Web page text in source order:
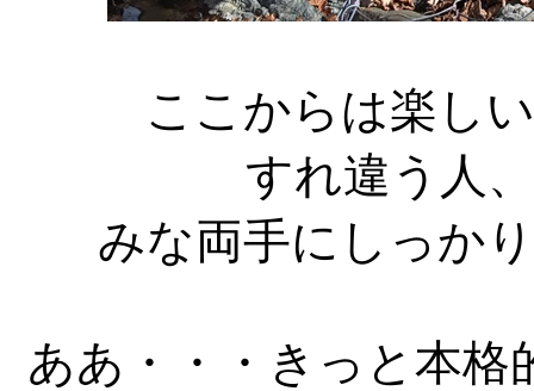
ここからは楽し
すれ違う人
みな両手にしっか
ああ・・・きっと本